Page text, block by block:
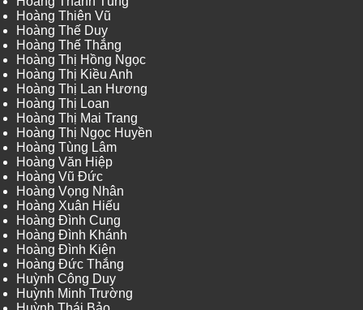
Hoàng Thiên Vũ
Hoàng Thế Duy
Hoàng Thế Thắng
Hoàng Thị Hồng Ngọc
Hoàng Thị Kiều Anh
Hoàng Thị Lan Hương
Hoàng Thị Loan
Hoàng Thị Mai Trang
Hoàng Thị Ngọc Huyền
Hoàng Tùng Lâm
Hoàng Văn Hiệp
Hoàng Vũ Đức
Hoàng Vọng Nhân
Hoàng Xuân Hiếu
Hoàng Đình Cung
Hoàng Đình Khánh
Hoàng Đình Kiên
Hoàng Đức Thắng
Huỳnh Công Duy
Huỳnh Minh Trường